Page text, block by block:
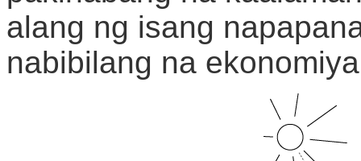
alang ng isang
nabibilang na